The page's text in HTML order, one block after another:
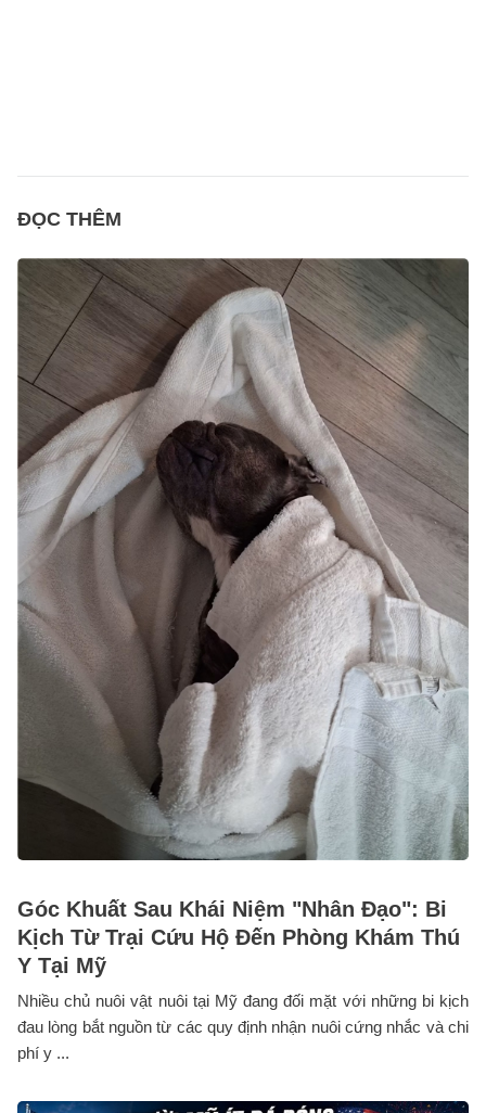
ĐỌC THÊM
Góc Khuất Sau Khái Niệm "Nhân Đạo": Bi
Kịch Từ Trại Cứu Hộ Đến Phòng Khám Thú
Y Tại Mỹ
Nhiều chủ nuôi vật nuôi tại Mỹ đang đối mặt với những bi kịch
đau lòng bắt nguồn từ các quy định nhận nuôi cứng nhắc và chi
phí y ...